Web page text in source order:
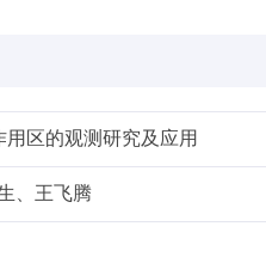
区的观测研究及应用
、王飞腾